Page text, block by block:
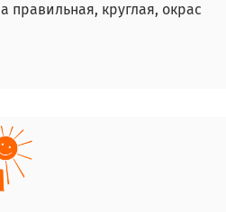
правильная, круглая, окрас